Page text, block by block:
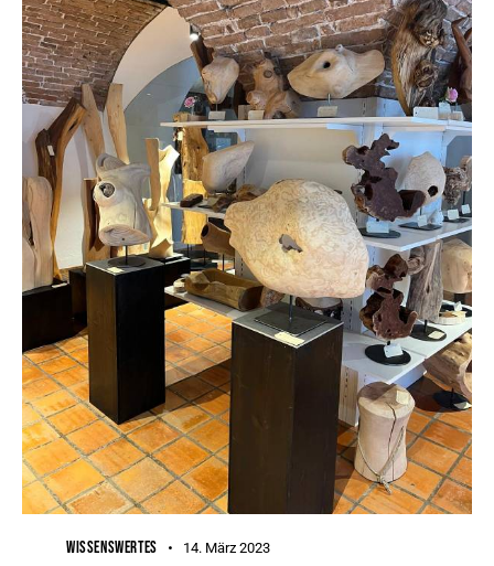
WISSENSWERTES 14. März 2023